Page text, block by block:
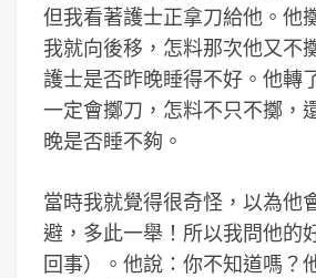
但我看著護士正拿刀給他。他
我就向後移，怎料那次他又不
護士是否昨晚睡得不好。他轉
一定會擲刀，怎料不只不擲，
晚是否睡不夠。
當時我就覺得很奇怪，以為他
避，多此一舉！所以我問他的
回事）。他說：你不知道嗎？